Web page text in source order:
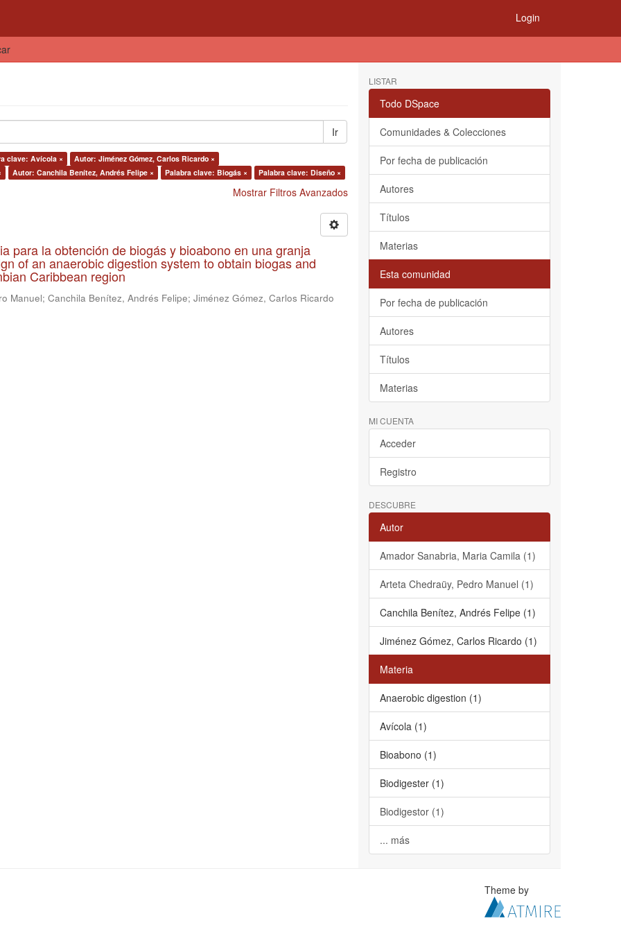
Login
Ir
clave: Avícola ×
Autor: Jiménez Gómez, Carlos Ricardo ×
Autor: Canchila Benítez, Andrés Felipe × Palabra clave: Biogás × Palabra clave: Diseño ×
Mostrar Filtros Avanzados
para la obtención de biogás y bioabono en una granja
of an anaerobic digestion system to obtain biogas and
Caribbean region
Manuel; Canchila Benítez, Andrés Felipe; Jiménez Gómez, Carlos Ricardo
LISTAR
Todo DSpace
Comunidades & Colecciones
Por fecha de publicación
Autores
Títulos
Materias
Esta comunidad
Por fecha de publicación
Autores
Títulos
Materias
MI CUENTA
Acceder
Registro
DESCUBRE
Autor
Amador Sanabria, Maria Camila (1)
Arteta Chedraüy, Pedro Manuel (1)
Canchila Benítez, Andrés Felipe (1)
Jiménez Gómez, Carlos Ricardo (1)
Materia
Anaerobic digestion (1)
Avícola (1)
Bioabono (1)
Biodigester (1)
Biodigestor (1)
... más
Theme by